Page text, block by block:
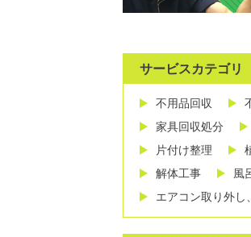
サービスカテゴリ
不用品回収
家具回収処分
片付け整理
解体工事
風
エアコン取り外し